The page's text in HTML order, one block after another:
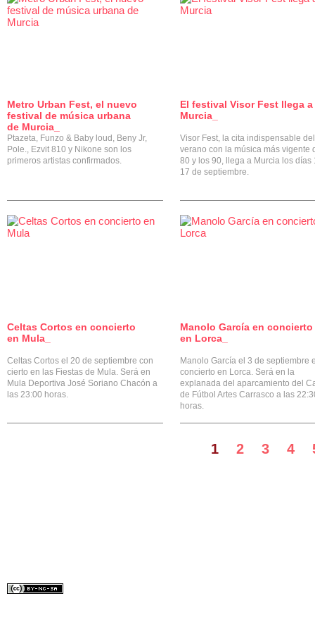
Metro Urban Fest, el nuevo
festival de música urbana
de Murcia_
Ptazeta, Funzo & Baby loud, Beny Jr,
Pole., Ezvit 810 y Nikone son los
primeros artistas confirmados.
El festival Visor Fest llega a
Murcia_
Visor Fest, la cita indispensable del
verano con la música más vigente
80 y los 90, llega a Murcia los días
17 de septiembre.
Celtas Cortos en concierto
en Mula_
Celtas Cortos el 20 de septiembre con
cierto en las Fiestas de Mula. Será en
Mula Deportiva José Soriano Chacón a
las 23:00 horas.
Manolo García en concierto
en Lorca_
Manolo García el 3 de septiembre
concierto en Lorca. Será en la
explanada del aparcamiento del
de Fútbol Artes Carrasco a las
horas.
1 2 3 4